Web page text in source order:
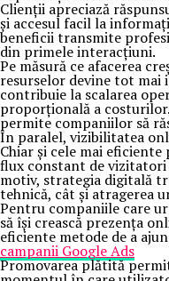
Clienții apreciază
și accesul facil la
beneficii transmite
din primele interacțiuni.
Pe măsură ce afacerea
resurselor devine tot
contribuie la scalarea
proporțională a
permite companiilor să
În paralel, vizibilitatea
Chiar și cele mai
flux constant de
motiv, strategia digitală
tehnică, cât și atragerea
Pentru companiile care
să își crească prezența
eficiente metode de a
campanii Google Ads
Promovarea plătită